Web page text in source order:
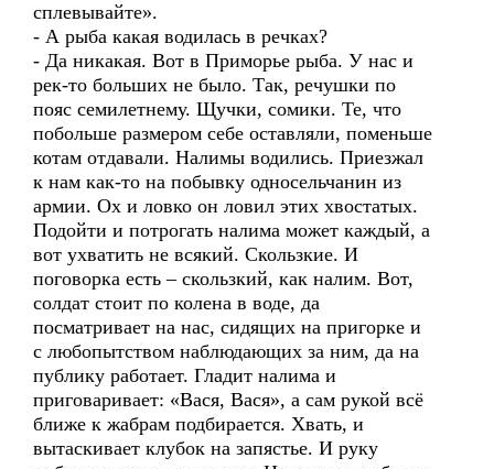
сплевывайте».
- А рыба какая водилась в речках?
- Да никакая. Вот в Приморье рыба. У нас и
рек-то больших не было. Так, речушки по
пояс семилетнему. Щучки, сомики. Те, что
побольше размером себе оставляли, поменьше
котам отдавали. Налимы водились. Приезжал
к нам как-то на побывку односельчанин из
армии. Ох и ловко он ловил этих хвостатых.
Подойти и потрогать налима может каждый, а
вот ухватить не всякий. Скользкие. И
поговорка есть – скользкий, как налим. Вот,
солдат стоит по колена в воде, да
посматривает на нас, сидящих на пригорке и
с любопытством наблюдающих за ним, да на
публику работает. Гладит налима и
приговаривает: «Вася, Вася», а сам рукой всё
ближе к жабрам подбирается. Хвать, и
вытаскивает клубок на запястье. И руку